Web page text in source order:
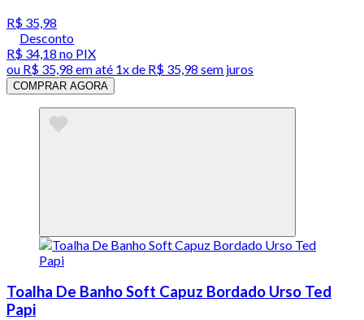
R$ 35,98
Desconto
R$ 34,18 no PIX
ou R$ 35,98 em até 1x de R$ 35,98 sem juros
COMPRAR AGORA
Toalha De Banho Soft Capuz Bordado Urso Ted
Papi